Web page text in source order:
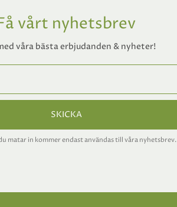
vårt nyhetsbrev
våra bästa erbjudanden & nyheter!
SKICKA
matar in kommer endast användas till våra nyhetsbrev.